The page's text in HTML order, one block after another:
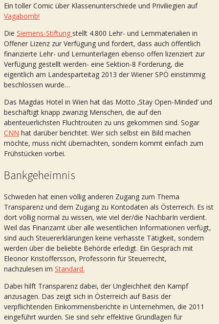
Ein toller Comic über Klassenunterschiede und Priviliegien auf
Vagabomb!
Die Siemens-Stiftung stellt 4.800 Lehr- und Lernmaterialien in
Offener Lizenz zur Verfügung und fordert, dass auch öffentlich
finanzierte Lehr- und Lernunterlagen ebenso offen lizenziert zur
Verfügung gestellt werden- eine Sektion-8 Forderung, die
eigentlich am Landesparteitag 2013 der Wiener SPÖ einstimmig
beschlossen wurde…
Das Magdas Hotel in Wien hat das Motto ‚Stay Open-Minded‘ und
beschäftigt knapp zwanzig Menschen, die auf den
abenteuerlichsten Fluchtrouten zu uns gekommen sind. Sogar
CNN hat darüber berichtet. Wer sich selbst ein Bild machen
möchte, muss nicht übernachten, sondern kommt einfach zum
Frühstücken vorbei.
Bankgeheimnis
Schweden hat einen völlig anderen Zugang zum Thema
Transparenz und dem Zugang zu Kontodaten als Österreich. Es ist
dort völlig normal zu wissen, wie viel der/die NachbarIn verdient.
Weil das Finanzamt über alle wesentlichen Informationen verfügt,
sind auch Steuererklärungen keine verhasste Tätigkeit, sondern
werden über die beliebte Behörde erledigt. Ein Gespräch mit
Eleonor Kristoffersson, Professorin für Steuerrecht,
nachzulesen im Standard.
Dabei hilft Transparenz dabei, der Ungleichheit den Kampf
anzusagen. Das zeigt sich in Österreich auf Basis der
verpflichtenden Einkommensberichte in Unternehmen, die 2011
eingeführt wurden. Sie sind sehr effektive Grundlagen für